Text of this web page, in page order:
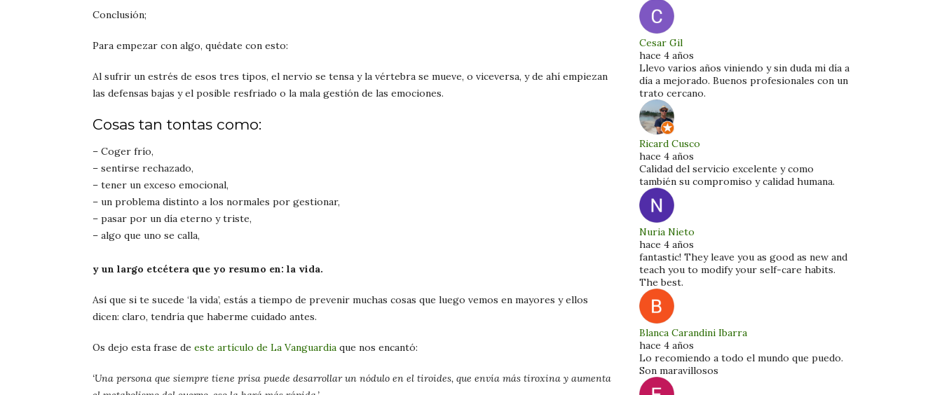
Conclusión;
Para empezar con algo, quédate con esto:
Al sufrir un estrés de esos tres tipos, el nervio se tensa y la vértebra se mueve, o viceversa, y de ahí empiezan
las defensas bajas y el posible resfriado o la mala gestión de las emociones.
Cosas tan tontas como:
– Coger frío,
– sentirse rechazado,
– tener un exceso emocional,
– un problema distinto a los normales por gestionar,
– pasar por un día eterno y triste,
– algo que uno se calla,
y un largo etcétera que yo resumo en: la vida.
Así que si te sucede ‘la vida’, estás a tiempo de prevenir muchas cosas que luego vemos en mayores y ellos
dicen: claro, tendría que haberme cuidado antes.
Os dejo esta frase de este artículo de La Vanguardia que nos encantó:
‘Una persona que siempre tiene prisa puede desarrollar un nódulo en el tiroides, que envía más tiroxina y aumenta
Cesar Gil
hace 4 años
Llevo varios años viniendo y sin duda mi día a
día a mejorado. Buenos profesionales con un
trato cercano.
Ricard Cusco
hace 4 años
Calidad del servicio excelente y como
también su compromiso y calidad humana.
Nuria Nieto
hace 4 años
fantastic! They leave you as good as new and
teach you to modify your self-care habits.
The best.
Blanca Carandini Ibarra
hace 4 años
Lo recomiendo a todo el mundo que puedo.
Son maravillosos